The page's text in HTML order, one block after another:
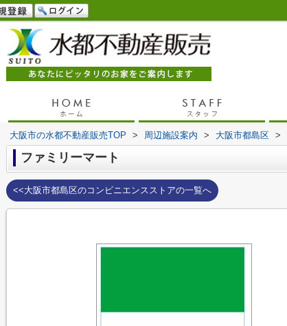
大阪市の水都不動産販売TOP > 周辺施設案内 > 大阪市都島区 >
ファミリーマート
<<大阪市都島区のコンビニエンスストアの一覧へ